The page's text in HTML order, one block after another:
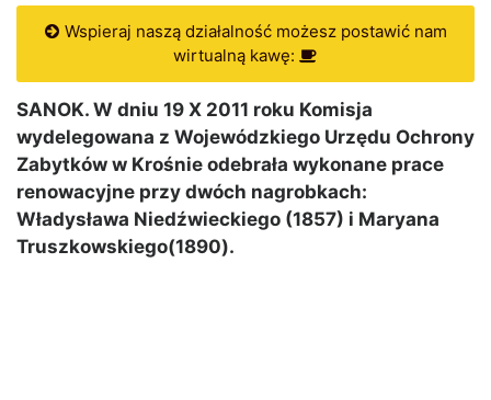
Wspieraj naszą działalność możesz postawić nam
wirtualną kawę:
SANOK. W dniu 19 X 2011 roku Komisja
wydelegowana z Wojewódzkiego Urzędu Ochrony
Zabytków w Krośnie odebrała wykonane prace
renowacyjne przy dwóch nagrobkach:
Władysława Niedźwieckiego (1857) i Maryana
Truszkowskiego(1890).